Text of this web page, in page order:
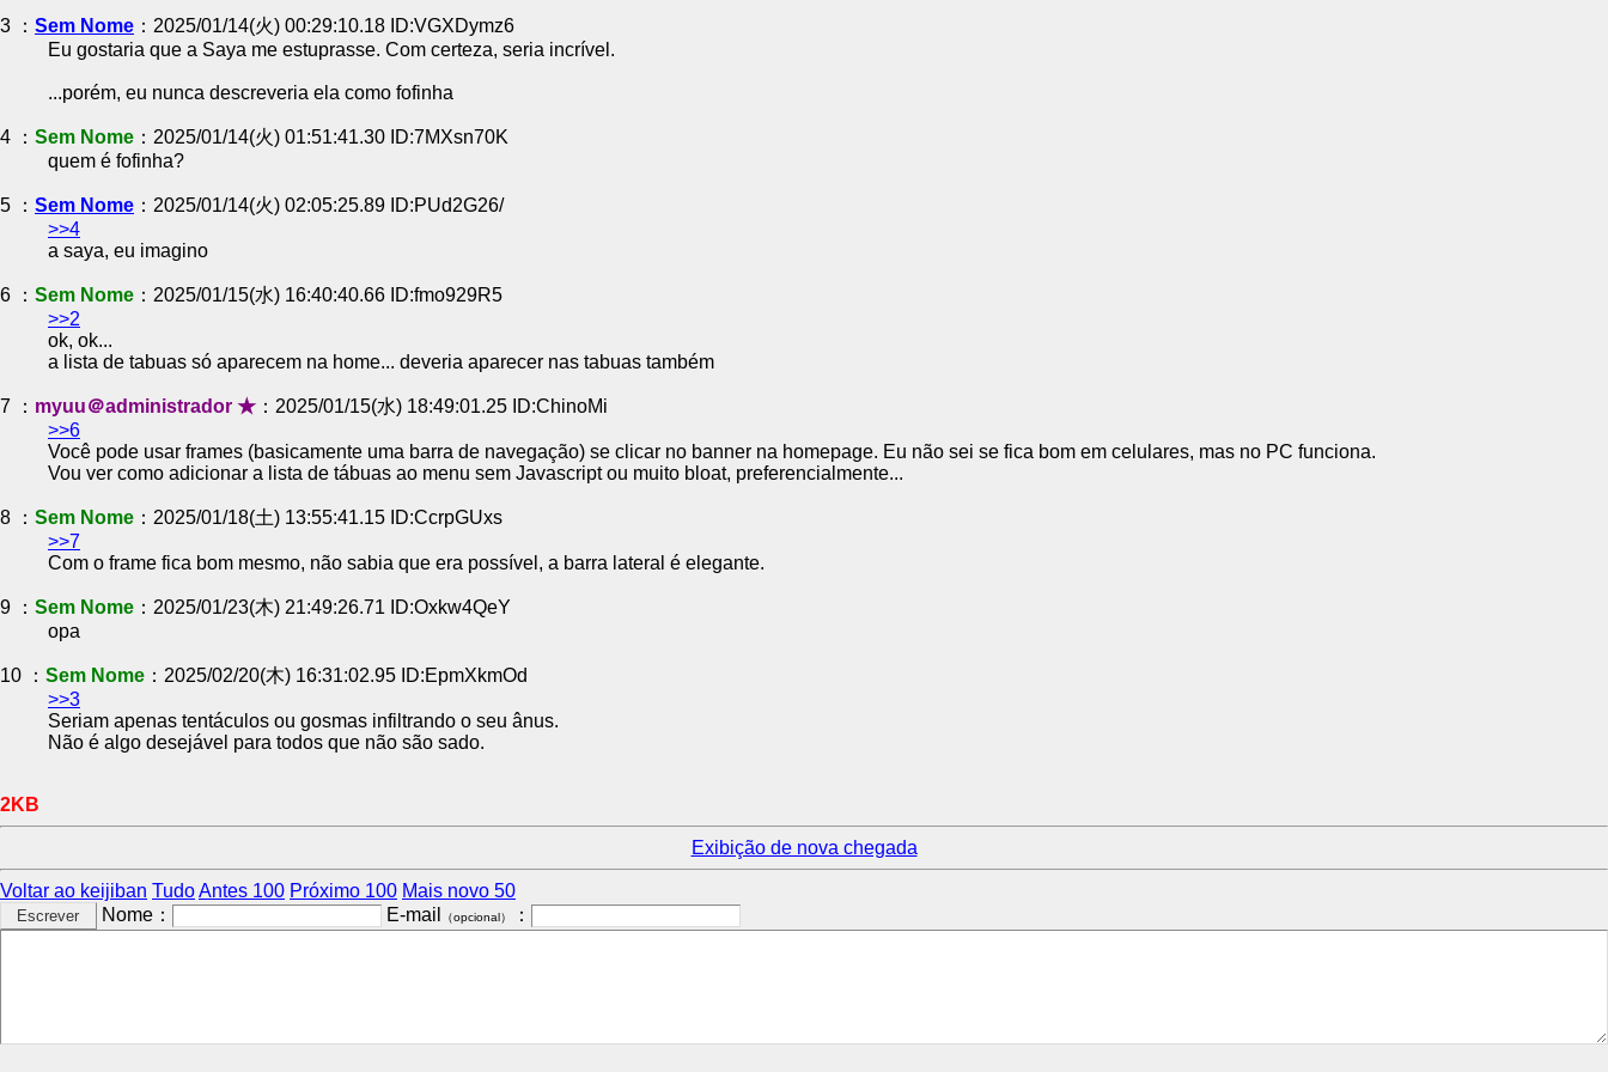
3 ： Sem Nome ：2025/01/14(火) 00:29:10.18 ID:VGXDymz6
Eu gostaria que a Saya me estuprasse. Com certeza, seria incrível.
...porém, eu nunca descreveria ela como fofinha
4 ： Sem Nome ：2025/01/14(火) 01:51:41.30 ID:7MXsn70K
quem é fofinha?
5 ： Sem Nome ：2025/01/14(火) 02:05:25.89 ID:PUd2G26/
>>4
a saya, eu imagino
6 ： Sem Nome ：2025/01/15(水) 16:40:40.66 ID:fmo929R5
>>2
ok, ok...
a lista de tabuas só aparecem na home... deveria aparecer nas tabuas também
7 ： myuu＠administrador ★ ：2025/01/15(水) 18:49:01.25 ID:ChinoMi
>>6
Você pode usar frames (basicamente uma barra de navegação) se clicar no banner na homepage. Eu não sei se fica bom em celulares, mas no PC funciona.
Vou ver como adicionar a lista de tábuas ao menu sem Javascript ou muito bloat, preferencialmente...
8 ： Sem Nome ：2025/01/18(土) 13:55:41.15 ID:CcrpGUxs
>>7
Com o frame fica bom mesmo, não sabia que era possível, a barra lateral é elegante.
9 ： Sem Nome ：2025/01/23(木) 21:49:26.71 ID:Oxkw4QeY
opa
10 ： Sem Nome ：2025/02/20(木) 16:31:02.95 ID:EpmXkmOd
>>3
Seriam apenas tentáculos ou gosmas infiltrando o seu ânus.
Não é algo desejável para todos que não são sado.
2KB
Exibição de nova chegada
Voltar ao keijiban TudoAntes 100 Próximo 100 Mais novo 50
Nome：
E-mail （opcional） ：